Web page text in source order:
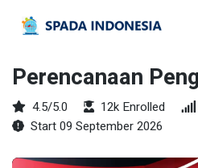
Perencanaan
4.5/5.0 12k Enrolled
Start 09 September 2026